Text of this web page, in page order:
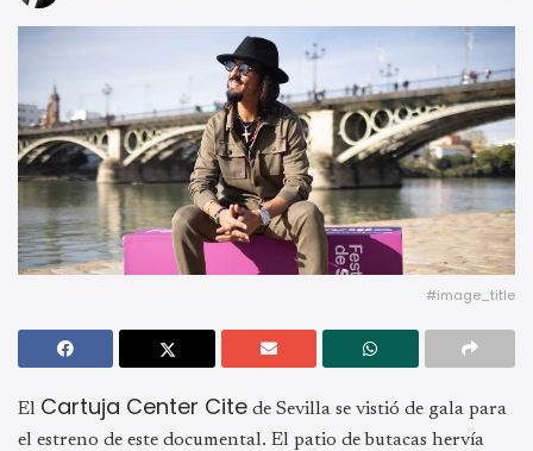
#image_title
El Cartuja Center Cite de Sevilla se vistió de gala para
el estreno de este documental. El patio de butacas hervía